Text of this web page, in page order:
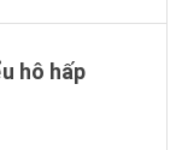
hô hấp